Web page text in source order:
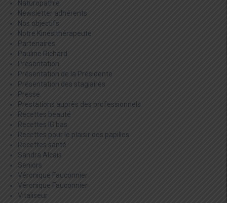
Naturopathie
Newsletter adhérents
Nos objectifs
Notre Kinésithérapeute
Partenaires
Pauline Richard
Présentation
Présentation de la Présidente
Présentation des stagiaires
Presse
Prestations auprès des professionnels
Recettes beauté
Recettes IG bas
Recettes pour le plaisir des papilles
Recettes santé
Sandra Alcais
Seniors
Véronique Fauconnier
Véronique Fauconnier
Vitaliseur